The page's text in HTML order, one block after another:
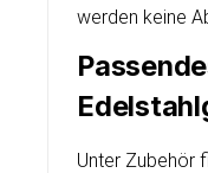
werden keine
Unter Zubehör